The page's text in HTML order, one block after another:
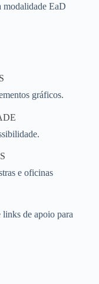
modalidade EaD
gráficos.
e oficinas
links de apoio para